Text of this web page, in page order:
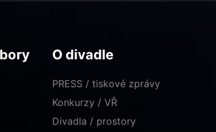
O divadle
PRESS / tiskové zprávy
Konkurzy / VŘ
Divadla / prostory